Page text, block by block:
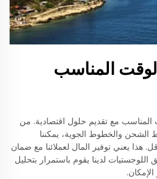
المناسب
مع تقديم حلول اقتصادية. من
الشحن والخطوط الجوية، يمكننا
هذا يعني توفير المال لعملائنا مع ضمان
لدينا يقوم باستمرار بتحليل